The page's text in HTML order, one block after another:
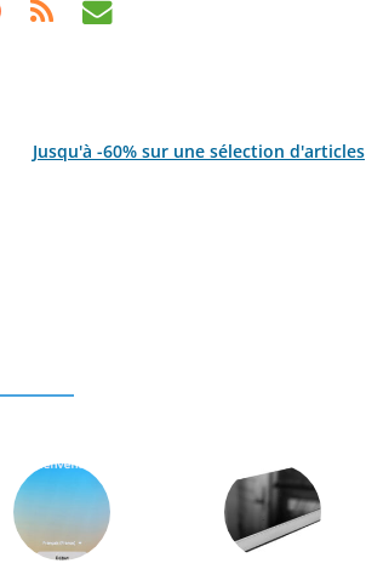
Jusqu'à -60% sur une sélection d'articles